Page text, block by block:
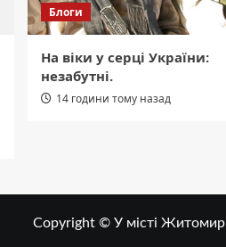
Блоги
На віки у серці України:
незабутні.
14 години тому назад
Copyright © У місті Житомир